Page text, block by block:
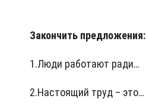
Закончить предложения:
1.Люди работают ради…
2.Настоящий труд – это…